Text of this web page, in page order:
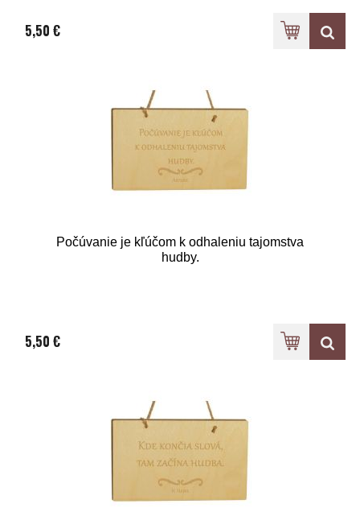
5,50 €
Počúvanie je kľúčom k odhaleniu tajomstva
hudby.
5,50 €